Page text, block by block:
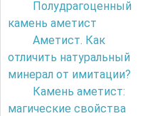
Полудрагоценный
камень аметист
Аметист. Как
отличить натуральный
минерал от имитации?
Камень аметист:
магические свойства